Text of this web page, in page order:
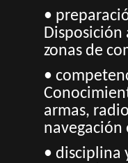
•
Disposición
zonas de
•
armas,
navegación
• disciplina